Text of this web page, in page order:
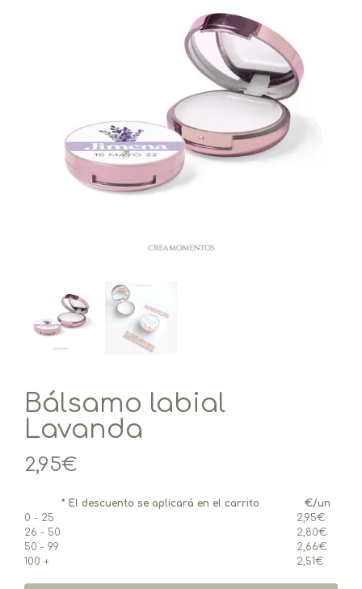
Bálsamo labial
Lavanda
2,95€
* El descuento se aplicará en el carrito
€/un
0 - 25
2,95€
26 - 50
2,80€
50 - 99
2,66€
100 +
2,51€